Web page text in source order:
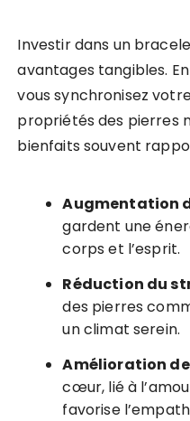
Investir dans un
avantages tangibles.
vous synchronisez
propriétés des pierres
bienfaits souvent
Augmentation
gardent une
corps et l’esprit.
Réduction du
des pierres
un climat serein.
Amélioration
cœur, lié à
favorise